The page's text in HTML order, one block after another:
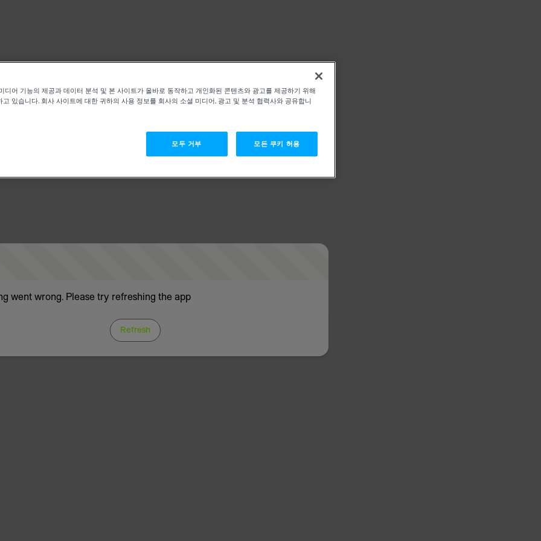
went wrong. Please try refreshing the app
Refresh
디어 기능의 제공과 데이터 분석 및 본 사이트가 올바로 동작하고 개인화된 콘텐츠와 광고를 제공하기 위해
고 있습니다. 회사 사이트에 대한 귀하의 사용 정보를 회사의 소셜 미디어, 광고 및 분석 협력사와 공유합니
모두 거부 모든 쿠키 허용